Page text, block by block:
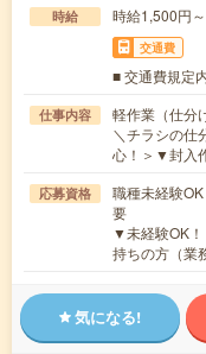
時給 時給1,500円
交通費
■ 交通費規定
仕事内容
軽作業（仕分
＼チラシの仕
心！＞▼封入
応募資格
職種未経験
要
▼未経験OK
持ちの方（業
気になる!